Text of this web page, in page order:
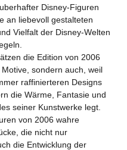
Disney-Figuren
an liebevoll gestalteten
Vielfalt der Disney-Welten
die Edition von 2006
sondern auch, weil
raffinierteren Designs
die Wärme, Fantasie und
seiner Kunstwerke legt.
von 2006 wahre
die nicht nur
die Entwicklung der